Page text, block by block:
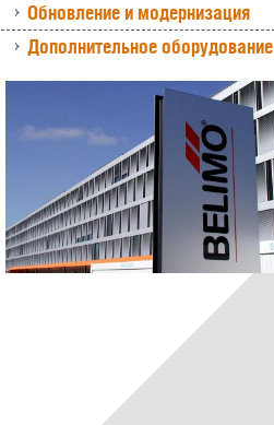
Обновление и модернизация
Дополнительное оборудование